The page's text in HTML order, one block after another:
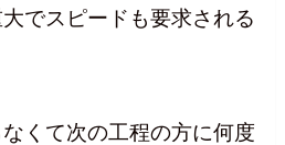
でスピードも要求される
くて次の工程の方に何度